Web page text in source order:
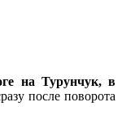
на Турунчук, в
после поворота